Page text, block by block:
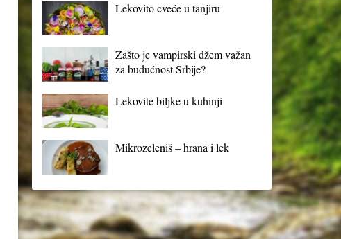
Lekovito cveće u tanjiru
Zašto je vampirski džem važan
za budućnost Srbije?
Lekovite biljke u kuhinji
Mikrozeleniš – hrana i lek